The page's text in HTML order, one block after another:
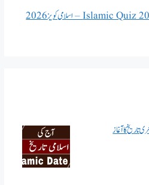
Islamic Quiz 2026 In Urdu – اسلامی کویز 2026
تاریخ کا آغاز